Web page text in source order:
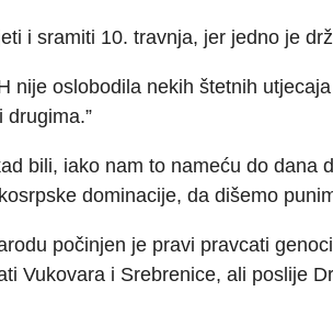
i sramiti 10. travnja, jer jedno je
nije oslobodila nekih štetnih
drugima.”
bili, iako nam to nameću do dana
dominacije, da dišemo
počinjen je pravi pravcati
Vukovara i Srebrenice, ali poslije